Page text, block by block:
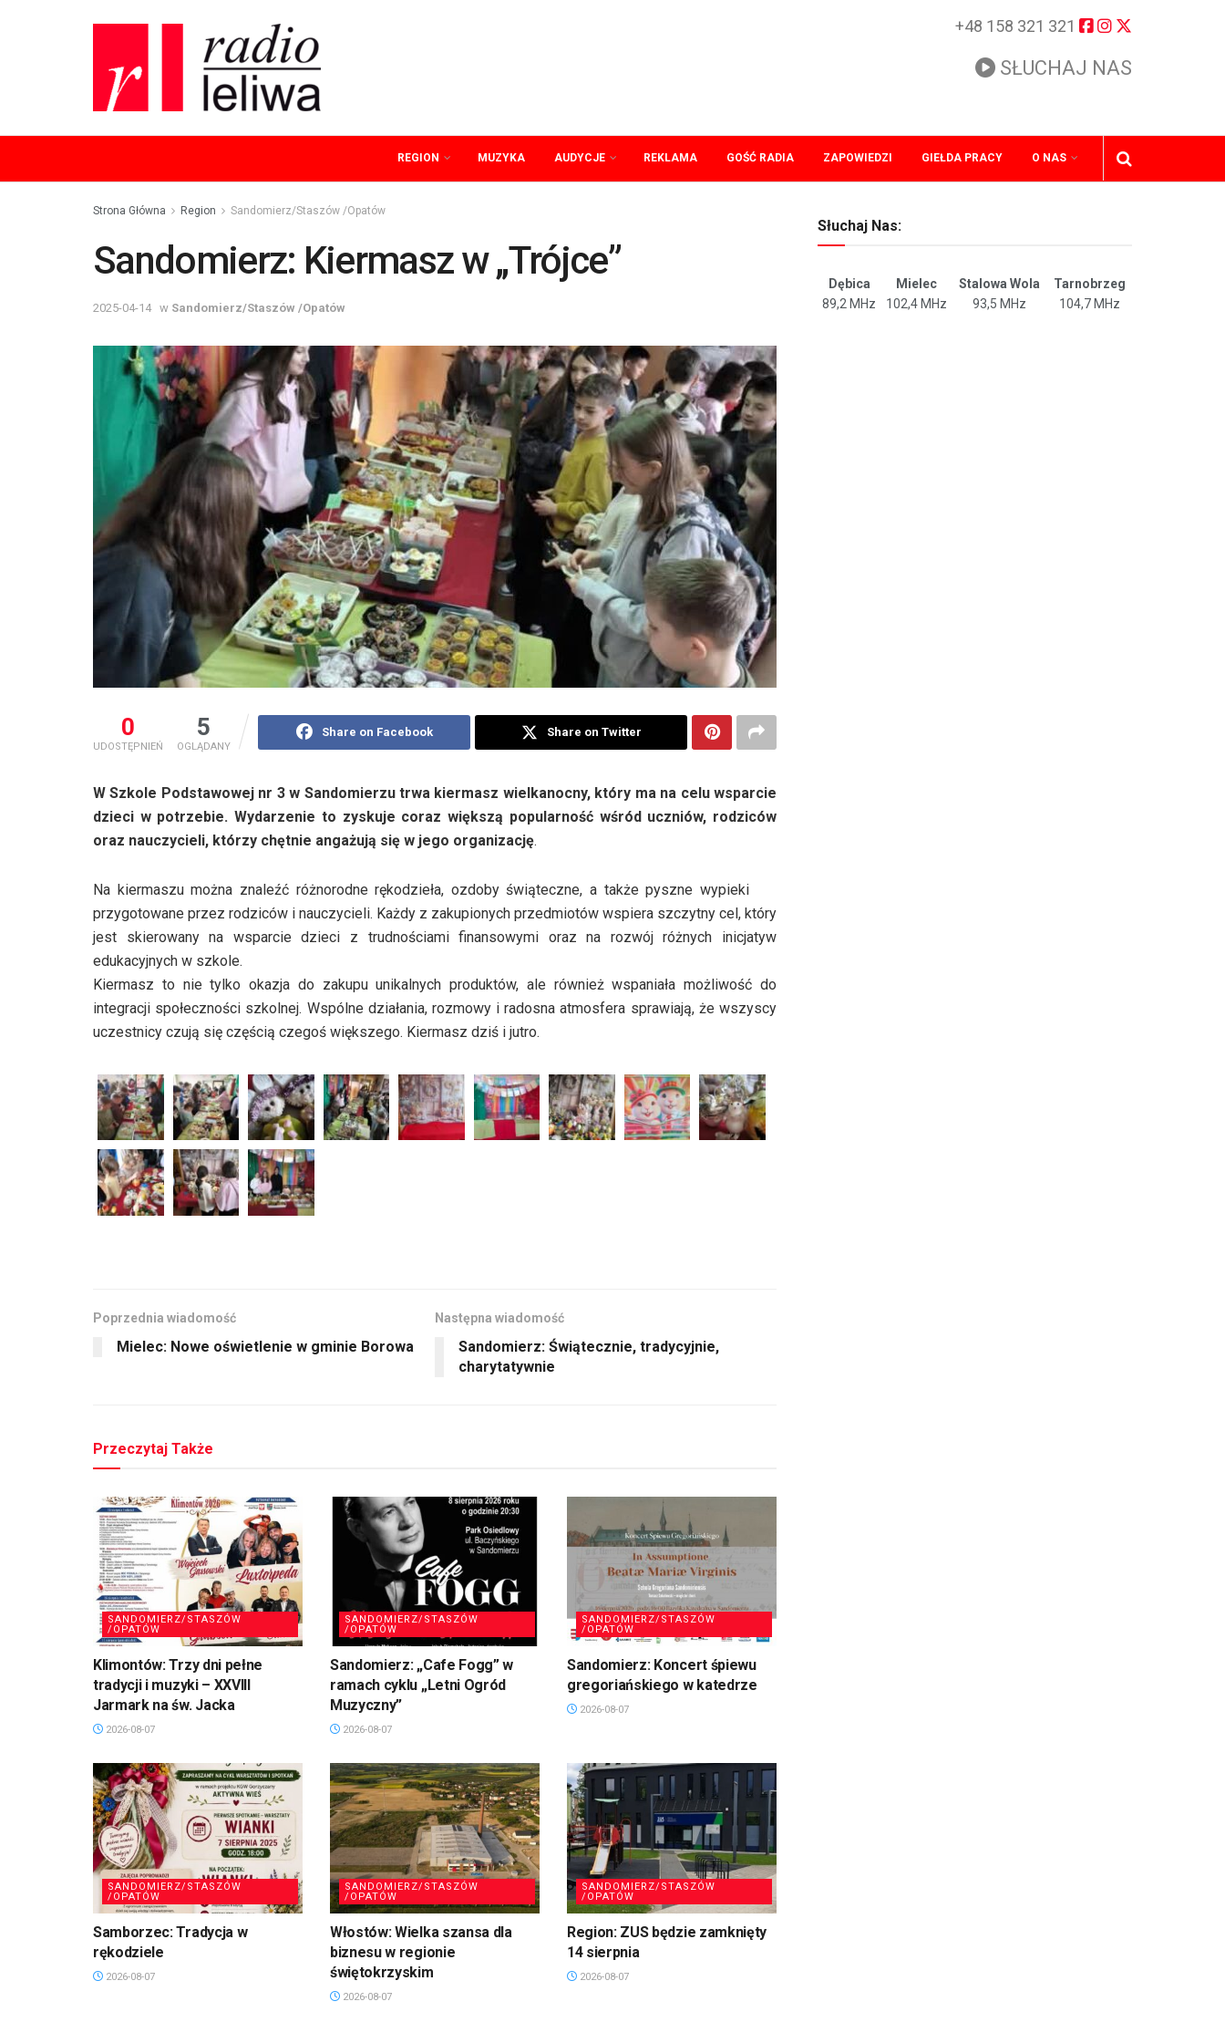
+48 158 321 321
SŁUCHAJ NAS
REGION MUZYKA AUDYCJE REKLAMA GOŚĆ RADIA ZAPOWIEDZI GIEŁDA PRACY O NAS
Strona Główna Region Sandomierz/Staszów /Opatów
Sandomierz: Kiermasz w „Trójce”
2025-04-14 w Sandomierz/Staszów /Opatów
0
UDOSTĘPNIEŃ
5
OGLĄDANY
Share on Facebook Share on Twitter
W Szkole Podstawowej nr 3 w Sandomierzu trwa kiermasz wielkanocny, który ma na celu wsparcie
dzieci w potrzebie. Wydarzenie to zyskuje coraz większą popularność wśród uczniów, rodziców
oraz nauczycieli, którzy chętnie angażują się w jego organizację.
Na kiermaszu można znaleźć różnorodne rękodzieła, ozdoby świąteczne, a także pyszne wypieki
przygotowane przez rodziców i nauczycieli. Każdy z zakupionych przedmiotów wspiera szczytny cel, który
jest skierowany na wsparcie dzieci z trudnościami finansowymi oraz na rozwój różnych inicjatyw
edukacyjnych w szkole.
Kiermasz to nie tylko okazja do zakupu unikalnych produktów, ale również wspaniała możliwość do
integracji społeczności szkolnej. Wspólne działania, rozmowy i radosna atmosfera sprawiają, że wszyscy
uczestnicy czują się częścią czegoś większego. Kiermasz dziś i jutro.
Poprzednia wiadomość
Mielec: Nowe oświetlenie w gminie Borowa
Następna wiadomość
Sandomierz: Świątecznie, tradycyjnie,
charytatywnie
Przeczytaj Także
SANDOMIERZ/STASZÓW
/OPATÓW
Klimontów: Trzy dni pełne
tradycji i muzyki – XXVIII
Jarmark na św. Jacka
2026-08-07
SANDOMIERZ/STASZÓW
/OPATÓW
Sandomierz: „Cafe Fogg” w
ramach cyklu „Letni Ogród
Muzyczny”
2026-08-07
SANDOMIERZ/STASZÓW
/OPATÓW
Sandomierz: Koncert śpiewu
gregoriańskiego w katedrze
2026-08-07
SANDOMIERZ/STASZÓW
/OPATÓW
Samborzec: Tradycja w
rękodziele
2026-08-07
SANDOMIERZ/STASZÓW
/OPATÓW
Włostów: Wielka szansa dla
biznesu w regionie
świętokrzyskim
2026-08-07
SANDOMIERZ/STASZÓW
/OPATÓW
Region: ZUS będzie zamknięty
14 sierpnia
2026-08-07
Słuchaj Nas:
Dębica Mielec Stalowa Wola
Tarnobrzeg
89,2 MHz
102,4 MHz 93,5 MHz 104,7 MHz